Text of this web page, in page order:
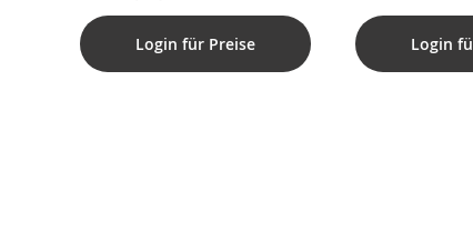
Login für Preise Login